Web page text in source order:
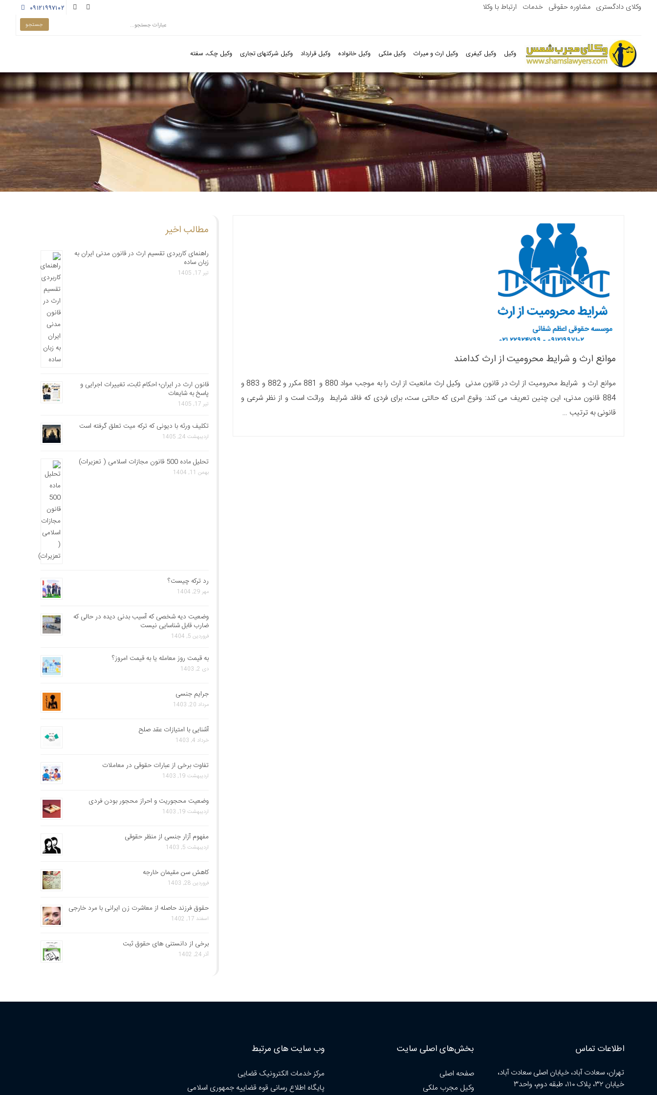
۰۹۱۲۱۹۹۷۱۰۲ وکلای دادگستری مشاوره حقوقی خدمات ارتباط با وکلا
وکیل وکیل کیفری وکیل ارث و میراث وکیل ملکی وکیل خانواده وکیل قرارداد وکیل شرکتهای تجاری وکیل چک، سفته
موانع ارث و شرایط محرومیت از ارث کدامند
موانع ارث و شرایط محرومیت از ارث در قانون مدنی وکیل ارث مانعیت از ارث را به موجب مواد 880 و 881 مکرر و 882 و 883 و
884 قانون مدنی، این چنین تعریف می کند: وقوع امری که حالتی ست، برای فردی که فاقد شرایط وراثت است و از نظر شرعی و
قانونی به ترتیب …
مطالب اخیر
راهنمای کاربردی تقسیم ارث در قانون مدنی ایران به
زبان ساده
تیر 17, 1405
قانون ارث در ایران؛ احکام ثابت، تغییرات اجرایی و
پاسخ به شایعات
تیر 17, 1405
تکلیف ورثه با دیونی که ترکه میت تعلق گرفته است
اردیبهشت 24, 1405
تحلیل ماده 500 قانون مجازات اسلامی ( تعزیرات)
بهمن 11, 1404
رد ترکه چیست؟
مهر 29, 1404
وضعیت دیه شخصی که آسیب بدنی دیده در حالی که
ضارب قابل شناسایی نیست
فروردین 5, 1404
به قیمت روز معامله یا به قیمت امروز؟
دی 2, 1403
جرایم جنسی
مرداد 20, 1403
آشنایی با امتیازات عقد صلح
خرداد 4, 1403
تفاوت برخی از عبارات حقوقی در معاملات
اردیبهشت 19, 1403
وضعیت محجوریت و احراز محجور بودن فردی
اردیبهشت 19, 1403
مفهوم آزار جنسی از منظر حقوقی
اردیبهشت 5, 1403
کاهش سن مقیمان خارجه
فروردین 28, 1403
حقوق فرزند حاصله از معاشرت زن ایرانی با مرد خارجی
اسفند 17, 1402
برخی از دانستنی های حقوق ثبت
آذر 24, 1402
اطلاعات تماس
تهران، سعادت آباد، خیابان اصلی سعادت آباد،
خیابان ۳۲، پلاک ۱۱۰، طبقه دوم، واحد۳
بخش‌های اصلی سایت
صفحه اصلی
وکیل مجرب ملکی
وب سایت های مرتبط
مرکز خدمات الکترونیک قضایی
پایگاه اطلاع رسانی قوه قضاییه جمهوری اسلامی